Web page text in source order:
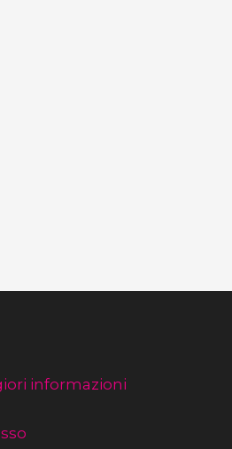
informazioni